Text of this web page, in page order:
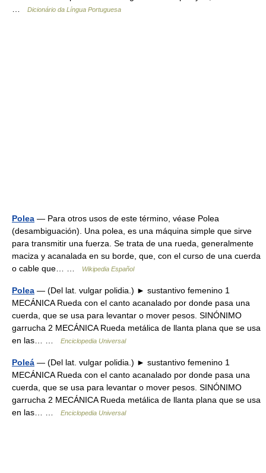
Dicionário da Língua Portuguesa
Polea — Para otros usos de este término, véase Polea
(desambiguación). Una polea, es una máquina simple que sirve
para transmitir una fuerza. Se trata de una rueda, generalmente
maciza y acanalada en su borde, que, con el curso de una cuerda
o cable que… …
Wikipedia Español
Polea — (Del lat. vulgar polidia.) ► sustantivo femenino 1
MECÁNICA Rueda con el canto acanalado por donde pasa una
cuerda, que se usa para levantar o mover pesos. SINÓNIMO
garrucha 2 MECÁNICA Rueda metálica de llanta plana que se usa
en las… …
Enciclopedia Universal
Poleá — (Del lat. vulgar polidia.) ► sustantivo femenino 1
MECÁNICA Rueda con el canto acanalado por donde pasa una
cuerda, que se usa para levantar o mover pesos. SINÓNIMO
garrucha 2 MECÁNICA Rueda metálica de llanta plana que se usa
en las… …
Enciclopedia Universal